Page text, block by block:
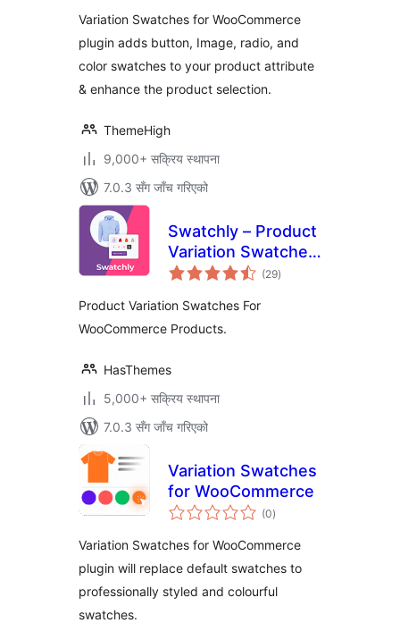
Variation Swatches for WooCommerce
plugin adds button, Image, radio, and
color swatches to your product attribute
& enhance the product selection.
ThemeHigh
9,000+ सक्रिय स्थापना
7.0.3 सँग जाँच गरिएको
Swatchly – Product
Variation Swatches
for WooCommerce
(29कुल
रेटिङ्गहरू
)
Product Variation Swatches For
WooCommerce Products.
HasThemes
5,000+ सक्रिय स्थापना
7.0.3 सँग जाँच गरिएको
Variation Swatches
for WooCommerce
(0कुल
रेटिङ्गहरू
)
Variation Swatches for WooCommerce
plugin will replace default swatches to
professionally styled and colourful
swatches.